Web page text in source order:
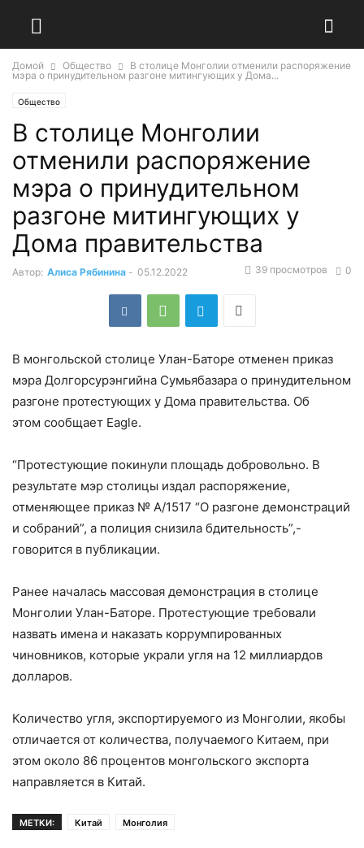
Домой Общество
В столице Монголии отменили распоряжение
мэра о принудительном разгоне митингующих у Дома...
Общество
В столице Монголии
отменили распоряжение
мэра о принудительном
разгоне митингующих у
Дома правительства
Автор: Алиса Рябинина - 05.12.2022 0
39 просмотров
В монгольской столице Улан-Баторе отменен приказ
мэра Долгорсурэнгийна Сумьябазара о принудительном
разгоне протестующих у Дома правительства. Об
этом сообщает Eagle.
“Протестующие покинули площадь добровольно. В
результате мэр столицы издал распоряжение,
отменяющее приказ № А/1517 “О разгоне демонстраций
и собраний”, а полиция снизила бдительность”,-
говорится в публикации.
Ранее началась массовая демонстрация в столице
Монголии Улан-Баторе. Протестующие требовали
назвать имена и наказать коррумпированных
чиновников, которые украли угля на 12 миллиардов
долларов.
Количество угля, экспортируемого из Монголии, якобы
отличается от количества, получаемого Китаем, при
этом около 86 процентов монгольского экспорта
направляется в Китай.
МЕТКИ: Китай Монголия